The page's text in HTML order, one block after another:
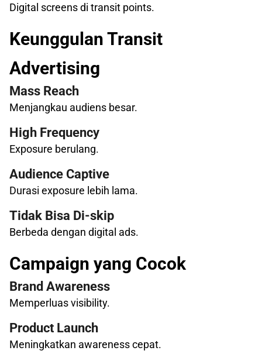
Digital screens di transit points.
Keunggulan Transit
Advertising
Mass Reach
Menjangkau audiens besar.
High Frequency
Exposure berulang.
Audience Captive
Durasi exposure lebih lama.
Tidak Bisa Di-skip
Berbeda dengan digital ads.
Campaign yang Cocok
Brand Awareness
Memperluas visibility.
Product Launch
Meningkatkan awareness cepat.